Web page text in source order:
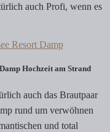
auch Profi, wenn es
Hochzeit am Strand
auch das Brautpaar
rund um verwöhnen
und total